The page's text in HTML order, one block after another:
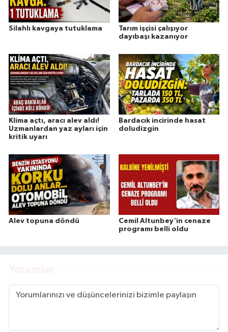
Silahlı kavgaya tutuklama
Tarım işçisi çalışıyor
dayıbaşı kazanıyor
Klima açtı, aracı alev aldı!
Uzmanlardan yaz ayları için
kritik uyarı
Bardacık incirinde hasat
doludizgin
Alev topuna döndü
Cemil Altunbey'in cenaze
programı belli oldu